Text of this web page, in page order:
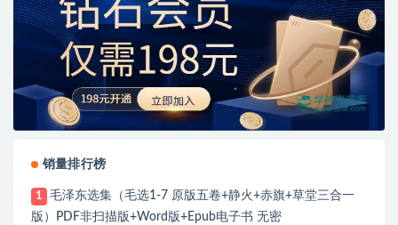
销量排行榜
1
毛泽东选集（毛选1-7 原版五卷+静火+赤旗+草堂三合一
版）PDF非扫描版+Word版+Epub电子书 无密